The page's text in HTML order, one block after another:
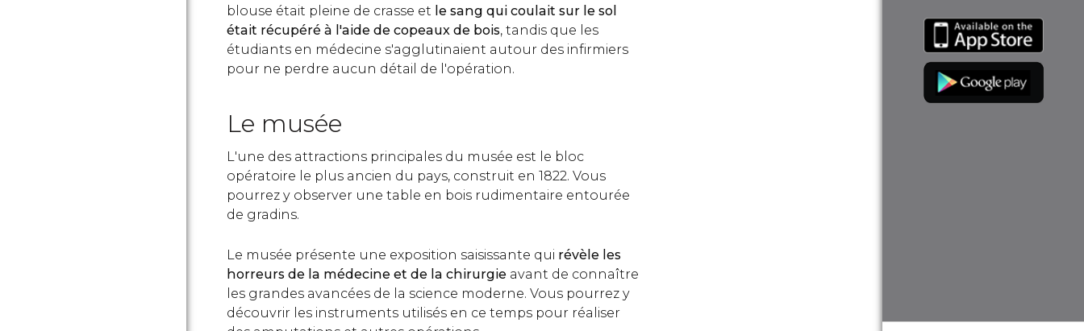
blouse était pleine de crasse et le sang qui coulait sur le sol
était récupéré à l'aide de copeaux de bois, tandis que les
étudiants en médecine s'agglutinaient autour des infirmiers
pour ne perdre aucun détail de l'opération.
Le musée
L'une des attractions principales du musée est le bloc
opératoire le plus ancien du pays, construit en 1822. Vous
pourrez y observer une table en bois rudimentaire entourée
de gradins.
Le musée présente une exposition saisissante qui révèle les
horreurs de la médecine et de la chirurgie avant de connaître
les grandes avancées de la science moderne. Vous pourrez y
découvrir les instruments utilisés en ce temps pour réaliser